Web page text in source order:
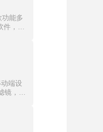
参
支持
幅
触偏
、
画面
能多
，提
用户
门门
界面
音效
多种
动设
端设
，含
称图